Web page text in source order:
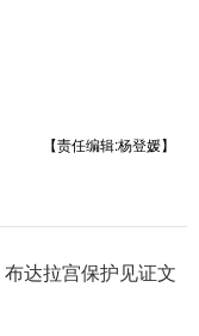
【责任编辑:杨登媛】
布达拉宫保护见证文